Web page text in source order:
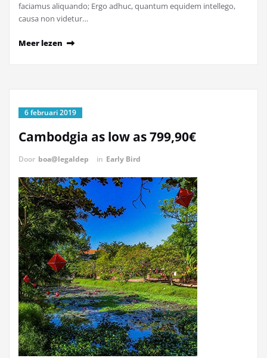
faciamus aliquando; Ergo adhuc, quantum equidem intellego,
causa non videtur…
Meer lezen
6 februari 2019
Cambodgia as low as 799,90€
Door boa@legaldep in Early Bird